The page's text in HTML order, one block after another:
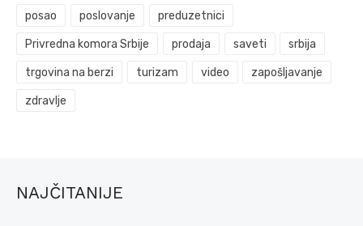
posao poslovanje preduzetnici
Privredna komora Srbije prodaja saveti srbija
trgovina na berzi turizam video zapošljavanje
zdravlje
NAJČITANIJE